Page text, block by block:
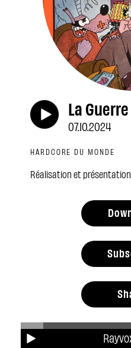
La
07.10.2024
HARDCORE DU MONDE
Réalisation et